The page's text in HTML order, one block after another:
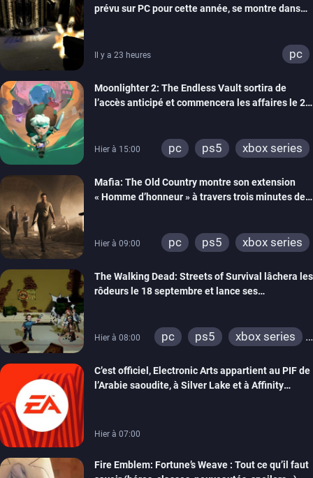
prévu sur PC pour cette année, se montre dans
Il y a 23 heures pc
Moonlighter 2: The Endless Vault sortira de
l’accès anticipé et commencera les affaires le 2
Hier à 15:00 pc ps5 xbox series
Mafia: The Old Country montre son extension
« Homme d’honneur » à travers trois minutes de
Hier à 09:00 pc ps5 xbox series
The Walking Dead: Streets of Survival lâchera les
rôdeurs le 18 septembre et lance ses
Hier à 08:00 pc ps5
xbox series
C’est officiel, Electronic Arts appartient au PIF de
l’Arabie saoudite, à Silver Lake et à Affinity
Hier à 07:00
Fire Emblem: Fortune’s Weave : Tout ce qu’il faut